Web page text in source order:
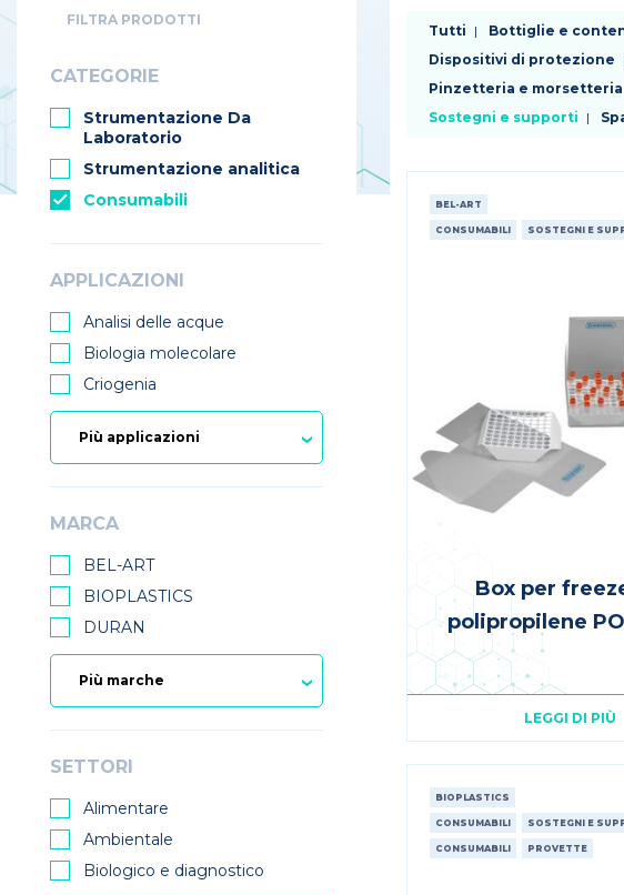
FILTRA PRODOTTI
CATEGORIE
Strumentazione Da
Laboratorio
Strumentazione analitica
Consumabili
APPLICAZIONI
Analisi delle acque
Biologia molecolare
Criogenia
MARCA
BEL-ART
BIOPLASTICS
DURAN
SETTORI
Alimentare
Ambientale
Biologico e diagnostico
Tutti Bottiglie e
Dispositivi di protezione
Pinzetteria e morsetteria
Sostegni e supporti
BEL-ART
CONSUMABILI SOSTEGNI E
Box per
polipropilene
LEGGI DI PIÙ
BIOPLASTICS
CONSUMABILI SOSTEGNI E
CONSUMABILI PROVETTE